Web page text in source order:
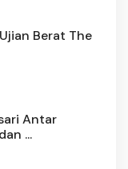
Berat The
Antar
...